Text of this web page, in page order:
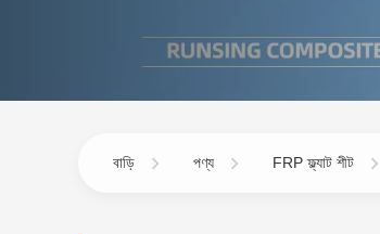
বাড়ি পণ্য FRP ফ্ল্যাট শীট